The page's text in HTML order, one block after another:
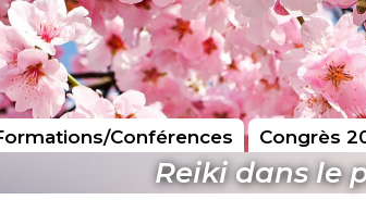
Conférences Congrès
Reiki dans le